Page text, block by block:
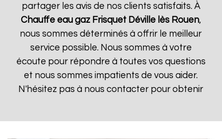
partager les avis de nos clients satisfaits. À
Chauffe eau gaz Frisquet Déville lès Rouen,
nous sommes déterminés à offrir le meilleur
service possible. Nous sommes à votre
écoute pour répondre à toutes vos questions
et nous sommes impatients de vous aider.
N'hésitez pas à nous contacter pour obtenir